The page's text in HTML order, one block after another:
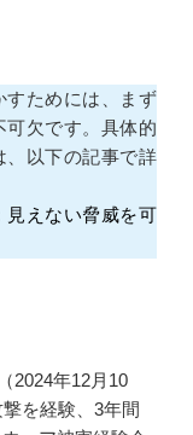
すためには、まず
可欠です。具体的
、以下の記事で詳
見えない脅威を可
2024年12月10
を経験、3年間